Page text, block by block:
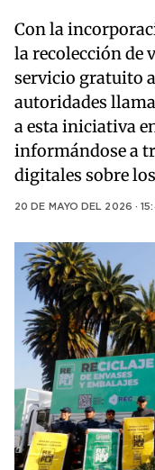
Con la
la recolección de
servicio gratuito
autoridades
a esta iniciativa
informándose a
digitales sobre
20 DE MAYO DEL 2026 ·